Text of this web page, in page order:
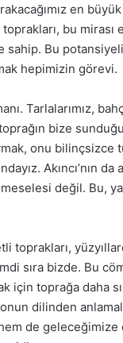
en
bu mirası
sahip. Bu
hepimizin görevi.
Tarlalarımız,
bize
onu bilinçsizce
Akıncı’nın da
değil. Bu,
toprakları,
sıra bizde. Bu
için toprağa daha
dilinden
de geleceğimize